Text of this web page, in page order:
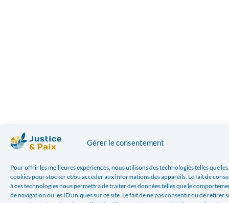
Gérer le consentement
Pour offrir les meilleures expériences, nous utilisons des technologies telles que les
cookies pour stocker et/ou accéder aux informations des appareils. Le fait de
à ces technologies nous permettra de traiter des données telles que le
de navigation ou les ID uniques sur ce site. Le fait de ne pas consentir ou de retirer